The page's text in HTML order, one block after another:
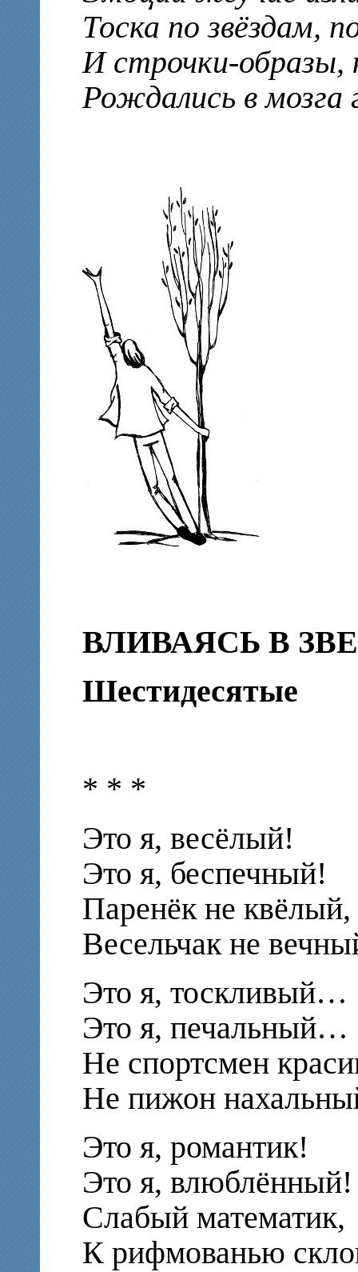
Тоска по звёздам,
И строчки-образы,
Рождались в мозга
ВЛИВАЯСЬ В
Шестидесятые
* * *
Это я, весёлый!
Это я, беспечный!
Паренёк не квёлый,
Весельчак не
Это я, тоскливый…
Это я, печальный…
Не спортсмен
Не пижон
Это я, романтик!
Это я, влюблённый!
Слабый математик,
К рифмованью